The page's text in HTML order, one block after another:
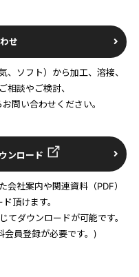
せ
ソフト）から加工、溶接、
相談やご検討、
問い合わせください。
ンロード
社案内や関連資料（PDF）
頂けます。
てダウンロードが可能です。
会員登録が必要です。)